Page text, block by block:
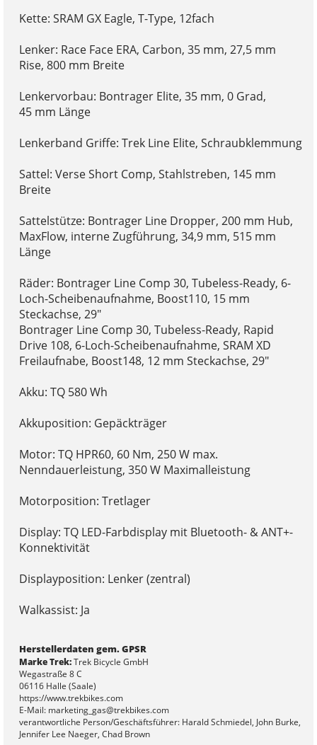
Kette: SRAM GX Eagle, T-Type, 12fach
Lenker: Race Face ERA, Carbon, 35 mm, 27,5 mm
Rise, 800 mm Breite
Lenkervorbau: Bontrager Elite, 35 mm, 0 Grad,
45 mm Länge
Lenkerband Griffe: Trek Line Elite, Schraubklemmung
Sattel: Verse Short Comp, Stahlstreben, 145 mm
Breite
Sattelstütze: Bontrager Line Dropper, 200 mm Hub,
MaxFlow, interne Zugführung, 34,9 mm, 515 mm
Länge
Räder: Bontrager Line Comp 30, Tubeless-Ready, 6-
Loch-Scheibenaufnahme, Boost110, 15 mm
Steckachse, 29"
Bontrager Line Comp 30, Tubeless-Ready, Rapid
Drive 108, 6-Loch-Scheibenaufnahme, SRAM XD
Freilaufnabe, Boost148, 12 mm Steckachse, 29"
Akku: TQ 580 Wh
Akkuposition: Gepäckträger
Motor: TQ HPR60, 60 Nm, 250 W max.
Nenndauerleistung, 350 W Maximalleistung
Motorposition: Tretlager
Display: TQ LED-Farbdisplay mit Bluetooth- & ANT+-
Konnektivität
Displayposition: Lenker (zentral)
Walkassist: Ja
Herstellerdaten gem. GPSR
Marke Trek:Trek Bicycle GmbH
Wegastraße 8 C
06116 Halle (Saale)
https://www.trekbikes.com
E-Mail: marketing_gas@trekbikes.com
verantwortliche Person/Geschäftsführer: Harald Schmiedel, John Burke,
Jennifer Lee Naeger, Chad Brown